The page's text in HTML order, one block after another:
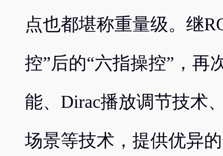
点也都堪称重量级。继
控”后的“六指操控”，再
能、Dirac播放调节技术
场景等技术，提供优异